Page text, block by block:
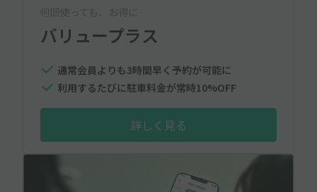
何回使っても、お得に
バリュープラス
通常会員よりも3時間早く予約が可能に
利用するたびに駐車料金が常時10%OFF
詳しく見る